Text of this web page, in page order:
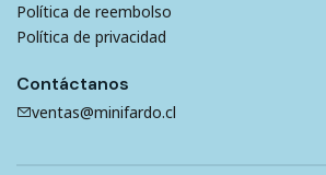
Política de reembolso
Política de privacidad
Contáctanos
ventas@minifardo.cl